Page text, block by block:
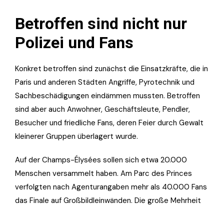
Betroffen sind nicht nur
Polizei und Fans
Konkret betroffen sind zunächst die Einsatzkräfte, die in
Paris und anderen Städten Angriffe, Pyrotechnik und
Sachbeschädigungen eindämmen mussten. Betroffen
sind aber auch Anwohner, Geschäftsleute, Pendler,
Besucher und friedliche Fans, deren Feier durch Gewalt
kleinerer Gruppen überlagert wurde.
Auf der Champs-Élysées sollen sich etwa 20.000
Menschen versammelt haben. Am Parc des Princes
verfolgten nach Agenturangaben mehr als 40.000 Fans
das Finale auf Großbildleinwänden. Die große Mehrheit